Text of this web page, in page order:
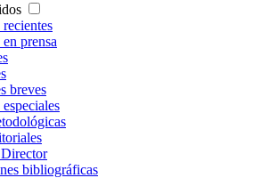
prensa
breves
bibliográficas